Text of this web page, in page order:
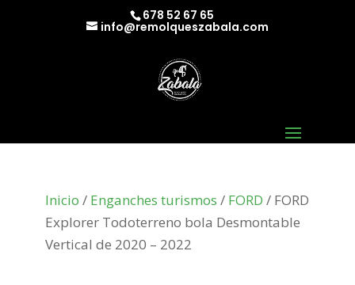
678 52 67 65
info@remolqueszabala.com
Inicio / Enganches turismos / FORD / FORD
Explorer Todoterreno bola Desmontable
Vertical de 2020 – 2022